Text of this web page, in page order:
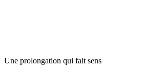
Une prolongation qui fait sens